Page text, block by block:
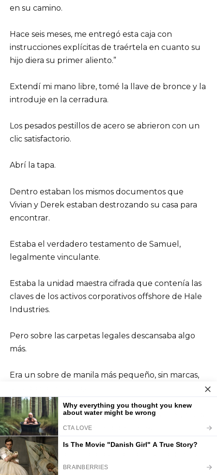
en su camino.
Hace seis meses, me entregó esta caja con
instrucciones explícitas de traértela en cuanto su
hijo diera su primer aliento.”
Extendí mi mano libre, tomé la llave de bronce y la
introduje en la cerradura.
Los pesados pestillos de acero se abrieron con un
clic satisfactorio.
Abrí la tapa.
Dentro estaban los mismos documentos que
Vivian y Derek estaban destrozando su casa para
encontrar.
Estaba el verdadero testamento de Samuel,
legalmente vinculante.
Estaba la unidad maestra cifrada que contenía las
claves de los activos corporativos offshore de Hale
Industries.
Pero sobre las carpetas legales descansaba algo
más.
Era un sobre de manila más pequeño, sin marcas,
Lo único escrito en él estaba en la elegante y fluida
letra de Samuel: El secreto de Derek.
Con una mano temblorosa, rompí el sello de cera.